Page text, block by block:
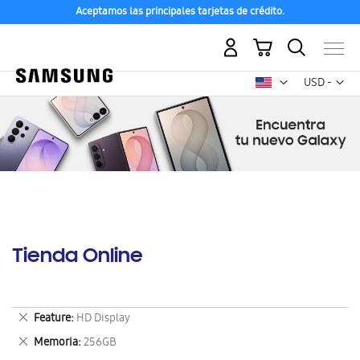
Aceptamos las principales tarjetas de crédito.
USD -
dólar
Mi carrito
Tienda Online
Feature HD Display
Eliminar
este
artículo
Memoria 256GB
Eliminar